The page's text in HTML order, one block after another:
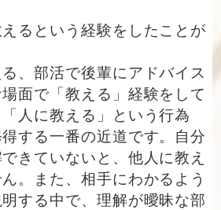
るという経験をしたことが
、部活で後輩にアドバイス
面で「教える」経験をして
人に教える」という行為
する一番の近道です。自分
きていないと、他人に教え
。また、相手にわかるよう
する中で、理解が曖昧な部